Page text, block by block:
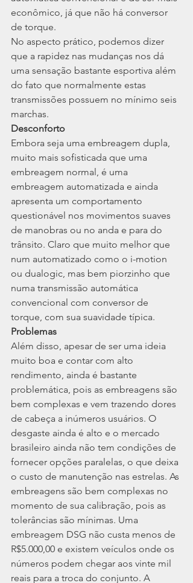
econômico, já que não há conversor
de torque.
No aspecto prático, podemos dizer
que a rapidez nas mudanças nos dá
uma sensação bastante esportiva além
do fato que normalmente estas
transmissões possuem no mínimo seis
marchas.
Desconforto
Embora seja uma embreagem dupla,
muito mais sofisticada que uma
embreagem normal, é uma
embreagem automatizada e ainda
apresenta um comportamento
questionável nos movimentos suaves
de manobras ou no anda e para do
trânsito. Claro que muito melhor que
num automatizado como o i-motion
ou dualogic, mas bem piorzinho que
numa transmissão automática
convencional com conversor de
torque, com sua suavidade típica.
Problemas
Além disso, apesar de ser uma ideia
muito boa e contar com alto
rendimento, ainda é bastante
problemática, pois as embreagens são
bem complexas e vem trazendo dores
de cabeça a inúmeros usuários. O
desgaste ainda é alto e o mercado
brasileiro ainda não tem condições de
fornecer opções paralelas, o que deixa
o custo de manutenção nas estrelas. As
embreagens são bem complexas no
momento de sua calibração, pois as
tolerâncias são mínimas. Uma
embreagem DSG não custa menos de
R$5.000,00 e existem veículos onde os
números podem chegar aos vinte mil
reais para a troca do conjunto. A